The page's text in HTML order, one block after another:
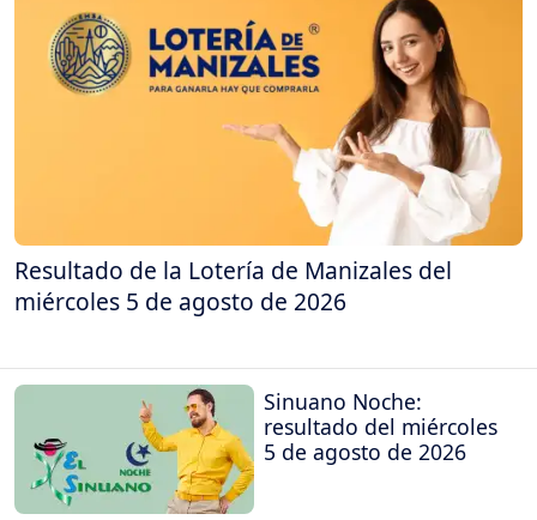
Resultado de la Lotería de Manizales del
miércoles 5 de agosto de 2026
Sinuano Noche:
resultado del miércoles
5 de agosto de 2026